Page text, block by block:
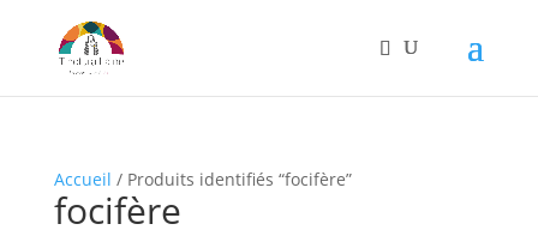
Accueil / Produits identifiés “focifère”
focifère